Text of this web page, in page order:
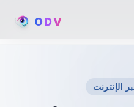
ODV
الإنترنت